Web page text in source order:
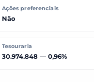
Ações preferenciais
Não
Tesouraria
30.974.848 — 0,96%